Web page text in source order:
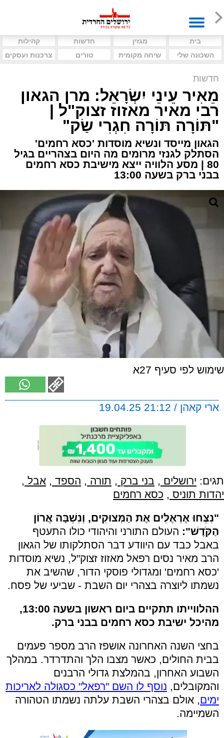
בית מגזין חדשות
קהילות
השכונה שלי
שיחה מקומית טורים צרכנות ועסקים
חדשות
מֵאִיר עֵינֵי יִשְׂרָאֵל: מרן הגאון
רבי מאיר מאזוז זצוק"ל |
"תּוֹרָה תּוֹרָה חִגְרִי שַׂק"
הגאון מייסד ונשיא מוסדות 'כסא רחמים'
הסתלק לגנזי מרומים מה היום בצהריים בגיל
80 | מסע הלוויה ייצא מישיבת כסא רחמים
בבני ברק בשעה 13:00
שימוש לפי סעיף 27א
ארי קאהן / 21:12 19.04.25
תגים: ירושלים , בני ברק , תורה , הספד , אבל ,
יהדות תוניס , כסא רחמים
"נִצְּחוּ אֶרְאֶלִּים אֶת הַמְּצוּקִים, וְנִשְׁבָּה אֲרוֹן
הַקֹּדֶשׁ": העולם התורני והיהודי כולו התעטף
באבל כבד עם היוודע דבר הסתלקותו של הגאון
הרב מאיר נסים רפאל מאזוז זצוק"ל, נשיא מוסדות
'כסא רחמים' ומגדולי פוסקי הדור, שהשיב את
נשמתו ליוצרה בצהרי יום השבת - שביעי של פסח.
ההלווייתו תתקיים ביום ראשון בשעה 13:00,
מהיכל ישיבת כסא רחמים בבני ברק.
בחצי השנה האחרונה אושפז הרב מספר פעמים
בבית החולים, כאשר מצבו הלך והתדרדר. במהלך
השבוע האחרון, בהמלצת גדולי הרבנים
והמקובלים, נוסף לו השם "רפאל" כסגולה לאריכות
ימים, אולם בצהרי השבת עלתה נשמתו הטהורה
השמיימה.